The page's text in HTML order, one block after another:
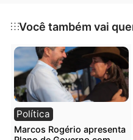
Categorias
Geral